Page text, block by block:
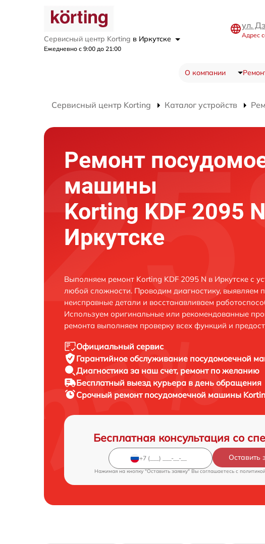
Сервисный центр Korting в Иркутске
Ежедневно с 9:00 до 21:00
ул.
Адрес
О компании
Сервисный центр Korting Каталог устройств
Ремонт
машины
Korting KDF 2095
Иркутске
Выполняем ремонт Korting KDF 2095 N в Иркутске с
любой сложности. Проводим диагностику, выявляем
неисправные детали и восстанавливаем
Используем оригинальные или рекомендованные
ремонта выполняем проверку всех функций и
Официальный сервис
Гарантийное обслуживание посудомоечной
Диагностика за наш счет, ремонт по желанию
Бесплатный выезд курьера в день обращения
Срочный ремонт посудомоечной машины
Бесплатная консультация со
Оставить
Нажимая на кнопку "Оставить заявку" Вы соглашаетесь c